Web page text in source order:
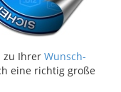
zu Ihrer Wunsch-
eine richtig große